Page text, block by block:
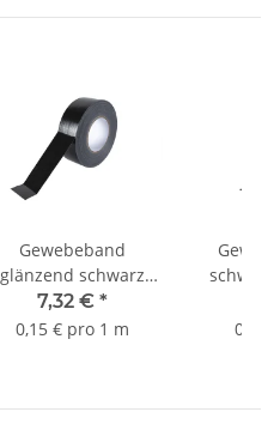
Gewebeband
glänzend schwarz
50mmx50m Sorte
K372
7,32 € *
0,15 € pro 1 m
schwarz
0,19